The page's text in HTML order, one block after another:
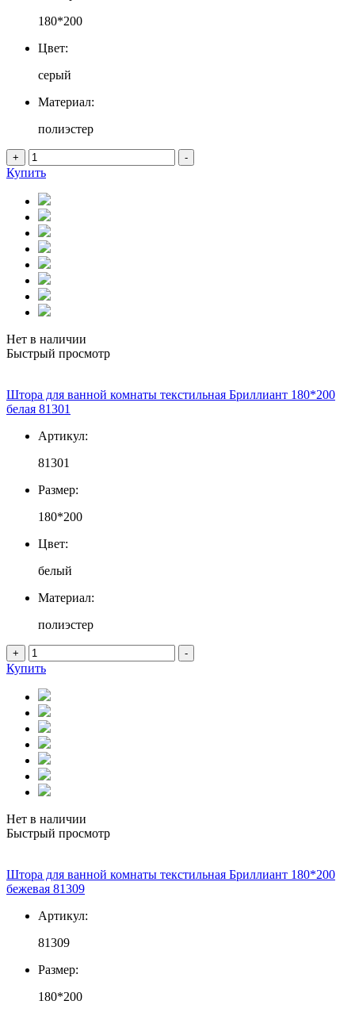
180*200
Цвет:
серый
Материал:
полиэстер
+ -
Купить
Нет в наличии
Быстрый просмотр
Штора для ванной комнаты текстильная Бриллиант 180*200
белая 81301
Артикул:
81301
Размер:
180*200
Цвет:
белый
Материал:
полиэстер
+ -
Купить
Нет в наличии
Быстрый просмотр
Штора для ванной комнаты текстильная Бриллиант 180*200
бежевая 81309
Артикул:
81309
Размер:
180*200